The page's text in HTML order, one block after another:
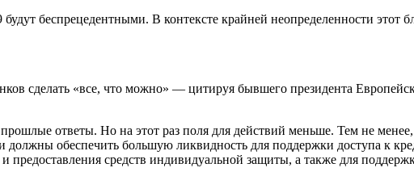
беспрецедентными. В контексте крайней неопределенности этот
сделать «все, что можно» — цитируя бывшего президента
ответы. Но на этот раз поля для действий меньше. Тем не
обеспечить большую ликвидность для поддержки доступа к
предоставления средств индивидуальной защиты, а также для